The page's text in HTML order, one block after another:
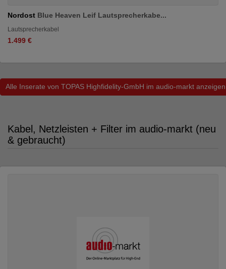
Nordost Blue Heaven Leif Lautsprecherkabe...
Lautsprecherkabel
1.499 €
Alle Inserate von TOPAS Highfidelity-GmbH im audio-markt anzeigen
Kabel, Netzleisten + Filter im audio-markt (neu
& gebraucht)